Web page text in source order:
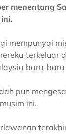
menentang
mempunyai
terkeluar
baru-baru
pun
ini.